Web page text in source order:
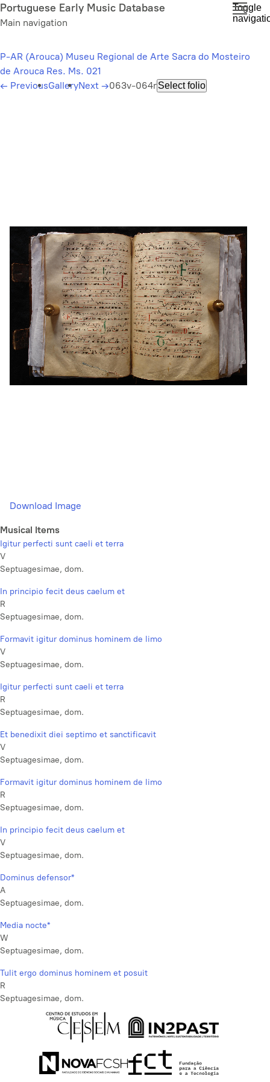
Skip
to
content
Portuguese Early Music Database
Main navigation
Toggle
P-AR (Arouca) Museu Regional de Arte Sacra do Mosteiro
de Arouca Res. Ms. 021
← PreviousGalleryNext →063v-064rSelect folio
Download Image
Musical Items
Igitur perfecti sunt caeli et terra
V
Septuagesimae, dom.
In principio fecit deus caelum et
R
Septuagesimae, dom.
Formavit igitur dominus hominem de limo
V
Septuagesimae, dom.
Igitur perfecti sunt caeli et terra
R
Septuagesimae, dom.
Et benedixit diei septimo et sanctificavit
V
Septuagesimae, dom.
Formavit igitur dominus hominem de limo
R
Septuagesimae, dom.
In principio fecit deus caelum et
V
Septuagesimae, dom.
Dominus defensor*
A
Septuagesimae, dom.
Media nocte*
W
Septuagesimae, dom.
Tulit ergo dominus hominem et posuit
R
Septuagesimae, dom.